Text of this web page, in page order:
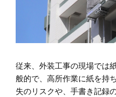
従来、外装工事の現場では
般的で、高所作業に紙を持
失のリスクや、手書き記録